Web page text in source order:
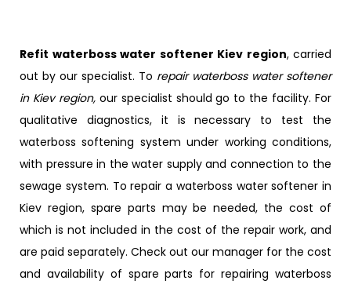
Refit waterboss water softener Kiev region, carried
out by our specialist. To repair waterboss water softener
in Kiev region,our specialist should go to the facility. For
qualitative diagnostics, it is necessary to test the
waterboss softening system under working conditions,
with pressure in the water supply and connection to the
sewage system. To repair a waterboss water softener in
Kiev region, spare parts may be needed, the cost of
which is not included in the cost of the repair work, and
are paid separately. Check out our manager for the cost
and availability of spare parts for repairing waterboss